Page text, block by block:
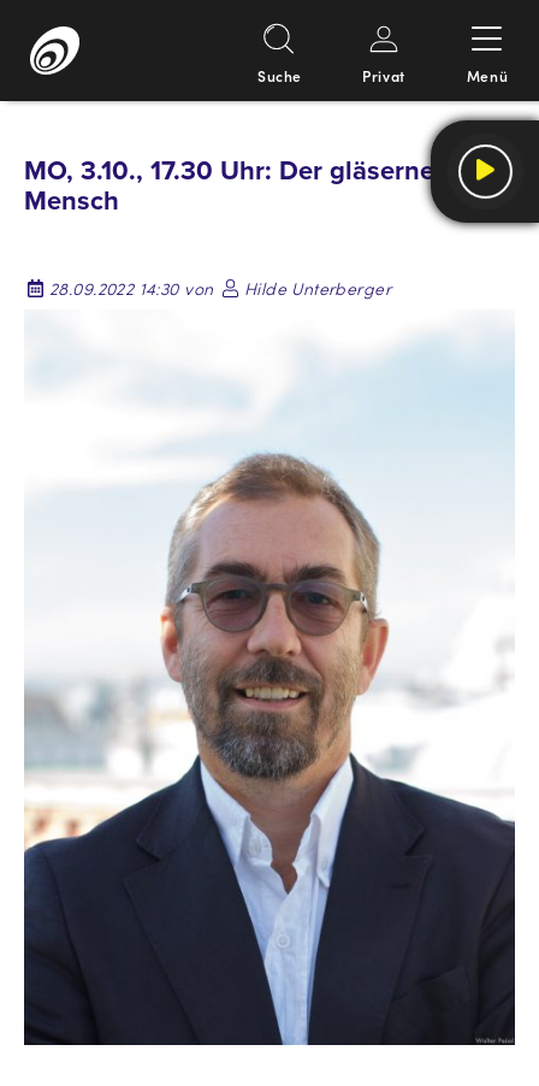
Inhalt
Suche Privat Menü
MO, 3.10., 17.30 Uhr: Der gläserne
Mensch
28.09.2022 14:30 von Hilde Unterberger